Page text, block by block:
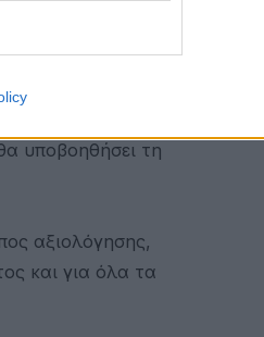
δημιουργικής
καμία γραπτή
σχετικές
υποβοηθήσει τη
αξιολόγησης,
και για όλα τα